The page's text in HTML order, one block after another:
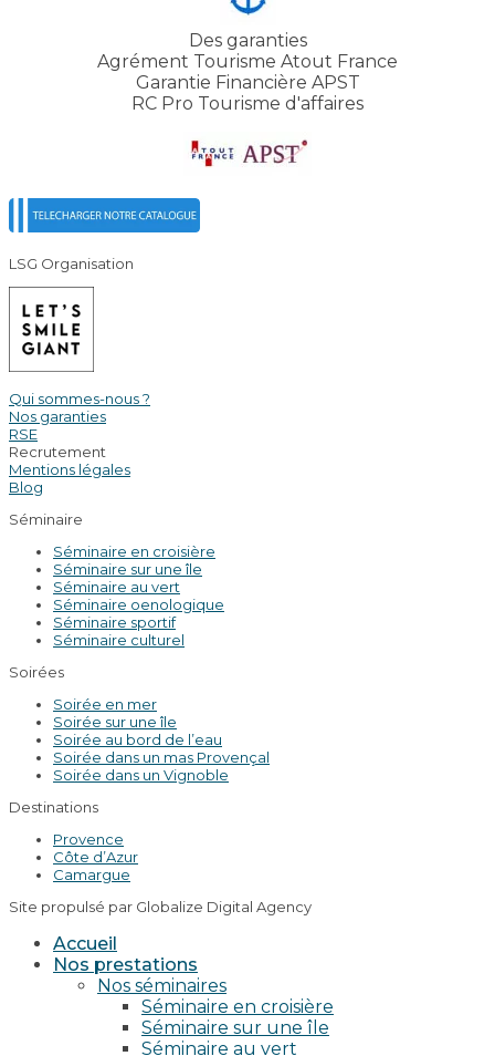
Des garanties
Agrément Tourisme Atout France
Garantie Financière APST
RC Pro Tourisme d'affaires
LSG Organisation
Qui sommes-nous ?
Nos garanties
RSE
Recrutement
Mentions légales
Blog
Séminaire
Séminaire en croisière
Séminaire sur une île
Séminaire au vert
Séminaire oenologique
Séminaire sportif
Séminaire culturel
Soirées
Soirée en mer
Soirée sur une île
Soirée au bord de l’eau
Soirée dans un mas Provençal
Soirée dans un Vignoble
Destinations
Provence
Côte d’Azur
Camargue
Site propulsé par Globalize Digital Agency
Accueil
Nos prestations
Nos séminaires
Séminaire en croisière
Séminaire sur une île
Séminaire au vert